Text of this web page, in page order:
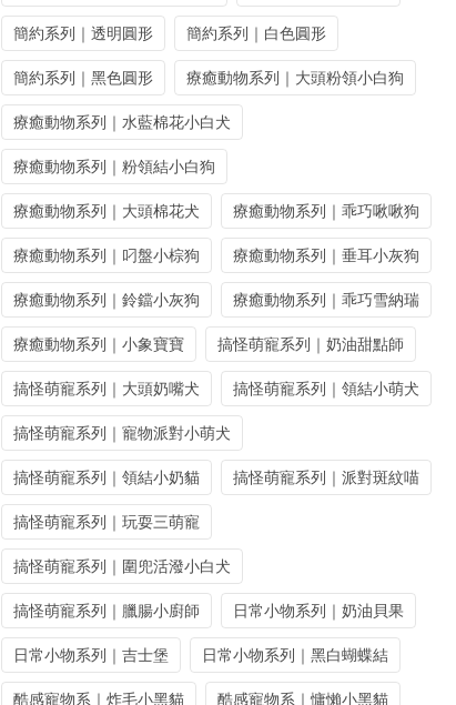
簡約系列｜透明圓形 簡約系列｜白色圓形
簡約系列｜黑色圓形 療癒動物系列｜大頭粉領小白狗
療癒動物系列｜水藍棉花小白犬
療癒動物系列｜粉領結小白狗
療癒動物系列｜大頭棉花犬 療癒動物系列｜乖巧啾啾狗
療癒動物系列｜叼盤小棕狗 療癒動物系列｜垂耳小灰狗
療癒動物系列｜鈴鐺小灰狗 療癒動物系列｜乖巧雪納瑞
療癒動物系列｜小象寶寶 搞怪萌寵系列｜奶油甜點師
搞怪萌寵系列｜大頭奶嘴犬 搞怪萌寵系列｜領結小萌犬
搞怪萌寵系列｜寵物派對小萌犬
搞怪萌寵系列｜領結小奶貓 搞怪萌寵系列｜派對斑紋喵
搞怪萌寵系列｜玩耍三萌寵
搞怪萌寵系列｜圍兜活潑小白犬
搞怪萌寵系列｜臘腸小廚師 日常小物系列｜奶油貝果
日常小物系列｜吉士堡 日常小物系列｜黑白蝴蝶結
酷感寵物系｜炸毛小黑貓 酷感寵物系｜慵懶小黑貓